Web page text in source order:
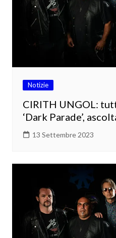
Notizie
CIRITH UNGOL:
‘Dark Parade’,
13 Settembre 2023